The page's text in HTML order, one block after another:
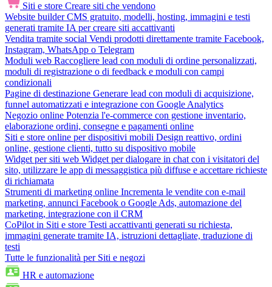
Siti e store Creare siti che vendono
Website builder CMS gratuito, modelli, hosting, immagini e testi
generati tramite IA per creare siti accattivanti
Vendita tramite social Vendi prodotti direttamente tramite Facebook,
Instagram, WhatsApp o Telegram
Moduli web Raccogliere lead con moduli di ordine personalizzati,
moduli di registrazione o di feedback e moduli con campi
condizionali
Pagine di destinazione Generare lead con moduli di acquisizione,
funnel automatizzati e integrazione con Google Analytics
Negozio online Potenzia l'e-commerce con gestione inventario,
elaborazione ordini, consegne e pagamenti online
Siti e store online per dispositivi mobili Design reattivo, ordini
online, gestione clienti, tutto su dispositivo mobile
Widget per siti web Widget per dialogare in chat con i visitatori del
sito, utilizzare le app di messaggistica più diffuse e accettare richieste
di richiamata
Strumenti di marketing online Incrementa le vendite con e-mail
marketing, annunci Facebook o Google Ads, automazione del
marketing, integrazione con il CRM
CoPilot in Siti e store Testi accattivanti generati su richiesta,
immagini generate tramite IA, istruzioni dettagliate, traduzione di
testi
Tutte le funzionalità per Siti e negozi
HR e automazione